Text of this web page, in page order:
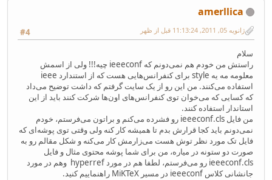
amerllica
#4 ژانویه 05, 2011, 11:13:24 قبل از ظهر
سلام
راستش من خودم هم نمی‌دونم که ieeeconf چیه!!! ولی از اسمش
استفاده می‌کنند. من این رو از یک سایت گرفتم که داشت توضیح می‌داد
که کسایی که می‌خوان توی کنفرانس‌های اون‌ها شرکت کنند باید از این
استاندار استفاده کنند.
من فایل ieeeconf.cls رو فشرده می‌کنم و براتون می‌فرستم، خودم
نمی‌دونم باید کجا قرارش بدم تا همیشه کار کنه ولی وقتی توی پوشه‌ای که
فایل تک مورد نظر توش هست می‌زارمش کار می‌کنه و شکل مقالم رو به
صورت دو ستونه در میاره، من برای شما پوشه محتوی مثال و فایل
ieeeconf.cls رو می‌فرستم، لطفا هم در مورد hyperref وهم در مورد
جانشانی کلاس ieeeconf در مسیر MiKTeX راهنماییم کنید.